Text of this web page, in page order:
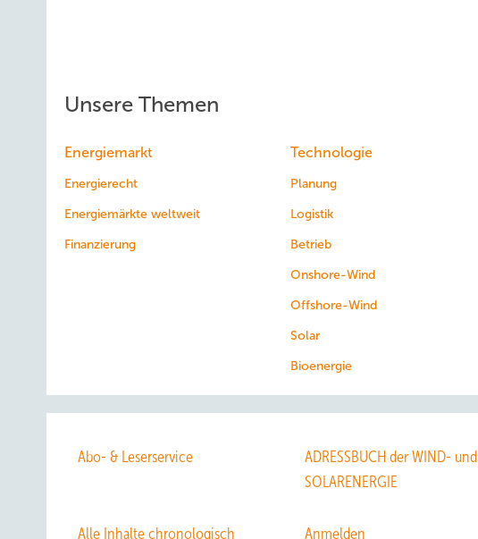
Unsere Themen
Energiemarkt
Energierecht
Energiemärkte weltweit
Finanzierung
Technologie
Planung
Logistik
Betrieb
Onshore-Wind
Offshore-Wind
Solar
Bioenergie
Abo- & Leserservice
ADRESSBUCH der WIND- und
SOLARENERGIE
Alle Inhalte chronologisch Anmelden